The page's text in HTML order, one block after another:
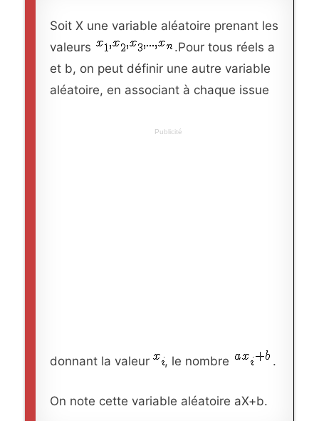
Soit X une variable aléatoire prenant les
valeurs
.Pour tous réels a
et b, on peut définir une autre variable
aléatoire, en associant à chaque issue
Publicité
donnant la valeur , le nombre .
On note cette variable aléatoire aX+b.